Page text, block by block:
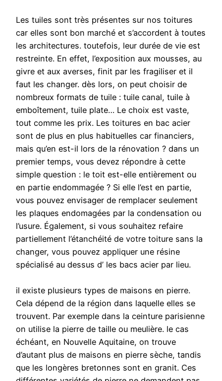
Les tuiles sont très présentes sur nos toitures
car elles sont bon marché et s’accordent à toutes
les architectures. toutefois, leur durée de vie est
restreinte. En effet, l’exposition aux mousses, au
givre et aux averses, finit par les fragiliser et il
faut les changer. dès lors, on peut choisir de
nombreux formats de tuile : tuile canal, tuile à
emboîtement, tuile plate… Le choix est vaste,
tout comme les prix. Les toitures en bac acier
sont de plus en plus habituelles car financiers,
mais qu’en est-il lors de la rénovation ? dans un
premier temps, vous devez répondre à cette
simple question : le toit est-elle entièrement ou
en partie endommagée ? Si elle l’est en partie,
vous pouvez envisager de remplacer seulement
les plaques endomagées par la condensation ou
l’usure. Également, si vous souhaitez refaire
partiellement l’étanchéité de votre toiture sans la
changer, vous pouvez appliquer une résine
spécialisé au dessus d’ les bacs acier par lieu.
il existe plusieurs types de maisons en pierre.
Cela dépend de la région dans laquelle elles se
trouvent. Par exemple dans la ceinture parisienne
on utilise la pierre de taille ou meulière. le cas
échéant, en Nouvelle Aquitaine, on trouve
d’autant plus de maisons en pierre sèche, tandis
que les longères bretonnes sont en granit. Ces